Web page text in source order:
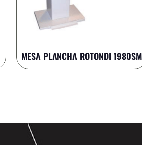
MESA PLANCHA ROTONDI 1980SM